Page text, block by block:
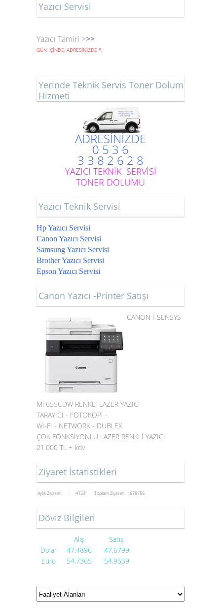
Yazıcı Servisi
Yazıcı Tamiri >>>
GÜN İÇİNDE, ADRESİNİZDE *.
Yerinde Teknik Servis Toner Dolum
Hizmeti
ADRESİNİZDE
0 5 3 6
3 3 8 2 6 2 8
YAZICI TEKNİK SERVİSİ
TONER DOLUMU
Yazıcı Teknik Servisi
Hp Yazıcı Servisi
Canon Yazıcı Servisi
Samsung Yazıcı Servisi
Brother Yazıcı Servisi
Epson Yazıcı Servisi
Canon Yazıcı -Printer Satışı
CANON I-SENSYS
MF655CDW RENKLİ LAZER YAZICI
TARAYICI - FOTOKOPİ -
Wİ-Fİ - NETWORK - DUBLEX
ÇOK FONKSİYONLU LAZER RENKLİ YAZICI
21.000 TL + kdv
Ziyaret İstatistikleri
Aylık Ziyaret : 4723 Toplam Ziyaret : 678755
Döviz Bilgileri
Alış
Satış
Dolar
47.4896
47.6799
Euro
54.7365 54.9559